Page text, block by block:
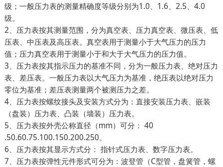
级；一般压力表的测量精确度等级分别为1.0、1.6、2.5、4.0
级。
2、压力表按其测量范围，分为真空表、压力真空表、微压表、低
压表、中压表及高压表。真空表用于测量小于大气压力的压力
值；压力真空表用于测量小于和大于大气压力的压力值。
3、压力表按其指示压力的基准不同，分为一般压力表、绝对压力
表、差压表。一般压力表以大气压力为基准，绝压表以绝对压力
零位为基准；差压表测量两个被测压力之差。
4、压力表按螺纹接头及安装方式分为：直接安装压力表、嵌装
（盘装）压力表、凸装（墙装）压力表。
5、压力表按外壳公称直径（mm）可分： 40
.50.60.75.100.150.200.250。
6、压力表按其显示方式分： 指针式压力表、数字压力表。
7、压力表按弹性元件形式可分为：波登管（C型管，盘簧管，螺